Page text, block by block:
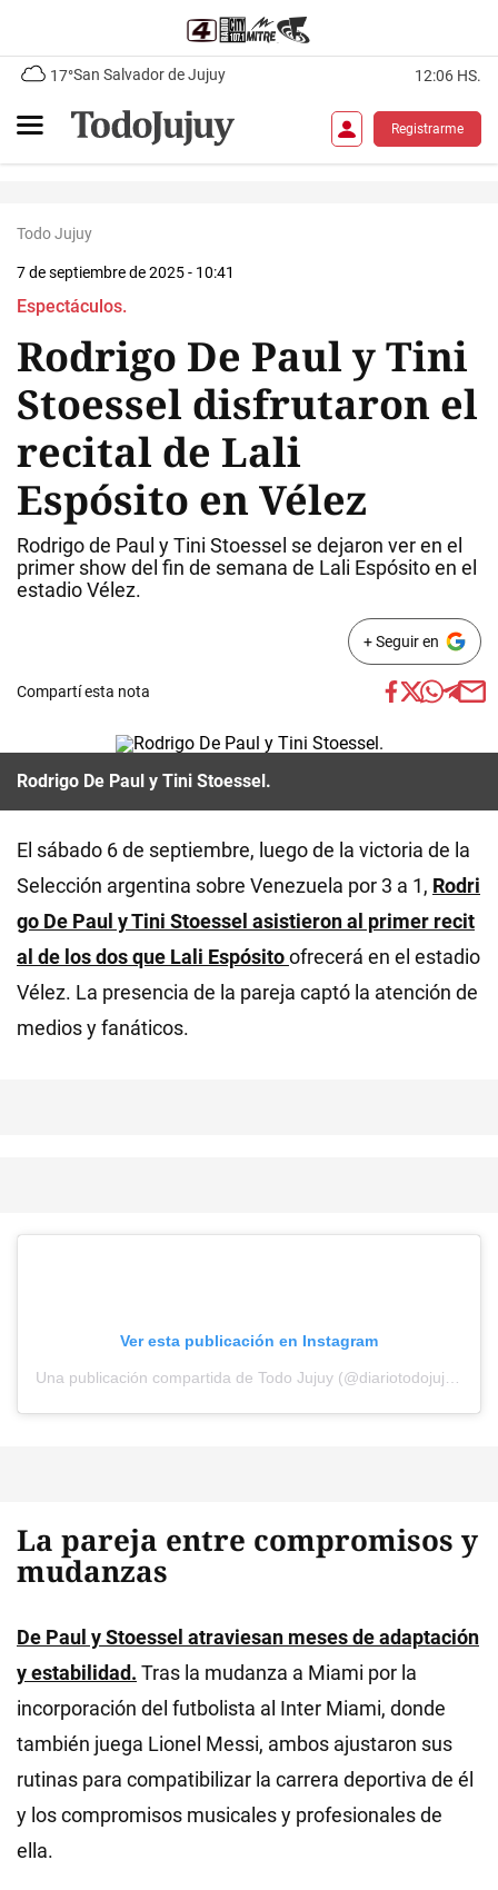
17°San Salvador de Jujuy 12:06 HS.
Registrarme
Todo Jujuy
7 de septiembre de 2025 - 10:41
Espectáculos.
Rodrigo De Paul y Tini
Stoessel disfrutaron el
recital de Lali
Espósito en Vélez
Rodrigo de Paul y Tini Stoessel se dejaron ver en el
primer show del fin de semana de Lali Espósito en el
estadio Vélez.
+ Seguir en
Compartí esta nota
Rodrigo De Paul y Tini Stoessel.
El sábado 6 de septiembre, luego de la victoria de la
Selección argentina sobre Venezuela por 3 a 1, Rodri
go De Paul y Tini Stoessel asistieron al primer recit
al de los dos que Lali Espósitoofrecerá en el estadio
Vélez. La presencia de la pareja captó la atención de
medios y fanáticos.
Ver esta publicación en Instagram
La pareja entre compromisos y
mudanzas
De Paul y Stoessel atraviesan meses de adaptación
y estabilidad. Tras la mudanza a Miami por la
incorporación del futbolista al Inter Miami, donde
también juega Lionel Messi, ambos ajustaron sus
rutinas para compatibilizar la carrera deportiva de él
y los compromisos musicales y profesionales de
ella.